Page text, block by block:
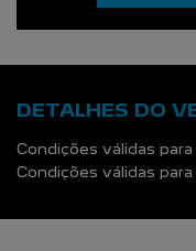
DETALHES DO
Condições válidas
Condições válidas